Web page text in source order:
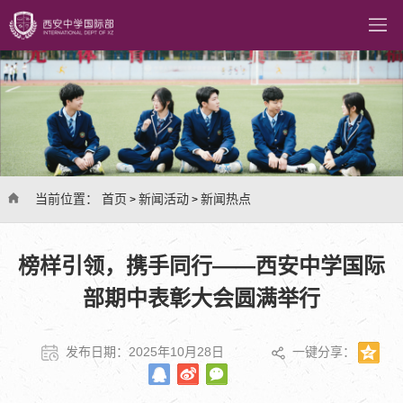
当前位置： 首页 > 新闻活动> 新闻热点
榜样引领，携手同行——西安中学国际
部期中表彰大会圆满举行
发布日期：2025年10月28日 一键分享：